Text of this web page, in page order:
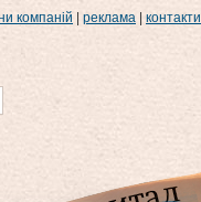
компаній реклама контакти